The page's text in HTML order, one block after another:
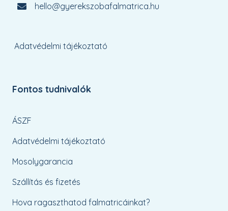
hello@gyerekszobafalmatrica.hu
Adatvédelmi tájékoztató
Fontos tudnivalók
ÁSZF
Adatvédelmi tájékoztató
Mosolygarancia
Szállítás és fizetés
Hova ragaszthatod falmatricáinkat?